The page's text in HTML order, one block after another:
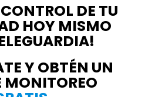
DE TU
HOY MISMO
Y OBTÉN UN
MONITOREO